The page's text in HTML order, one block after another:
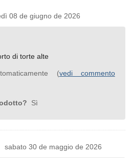
de giugno de 2026
di torte alte
(vedi commento
Sì
30 de maggio de 2026